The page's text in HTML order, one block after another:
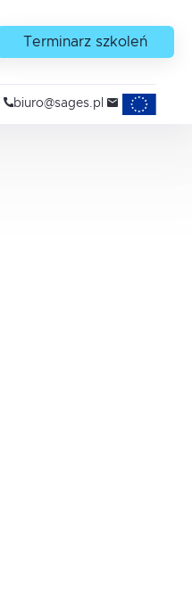
Terminarz szkoleń
biuro@sages.pl Projekty